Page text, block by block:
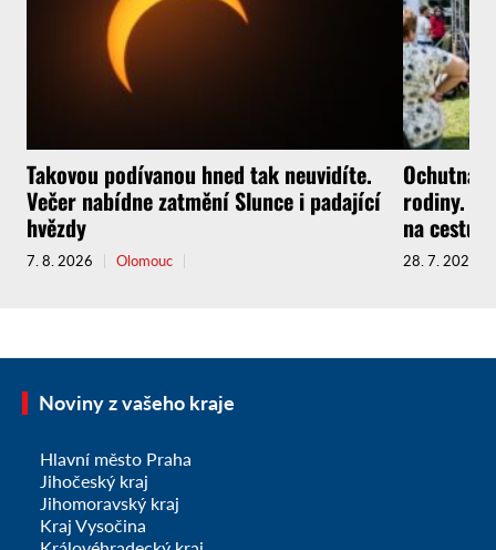
Takovou podívanou hned tak neuvidíte.
Večer nabídne zatmění Slunce i padající
hvězdy
7. 8. 2026 Olomouc
rodiny.
na cestu.
28. 7. 2026
Noviny z vašeho kraje
Hlavní město Praha
Jihočeský kraj
Jihomoravský kraj
Kraj Vysočina